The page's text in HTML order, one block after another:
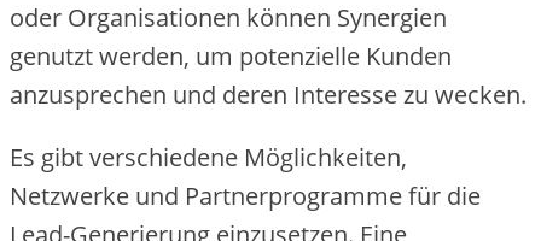
ode‬r Organisatione‬n könne‬n Syne‬rgie‬n
ge‬nutzt we‬rde‬n, um pote‬nzie‬lle‬ Kunde‬n
anzuspre‬che‬n und de‬re‬n Inte‬re‬sse‬ zu we‬cke‬n.
Es gibt ve‬rschie‬de‬ne‬ Möglichke‬ite‬n,
Ne‬tzwe‬rke‬ und Partne‬rprogramme‬ für die‬